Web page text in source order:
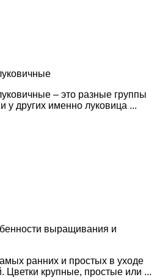
– это разные группы
у других именно луковица ...
выращивания и
ранних и простых в уходе
Цветки крупные, простые или ...